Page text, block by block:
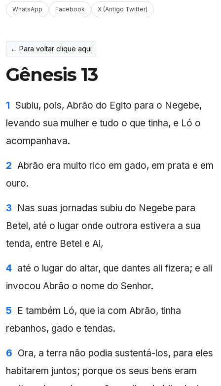
WhatsApp Facebook X (Antigo Twitter)
← Para voltar clique aqui
Gênesis 13
1 Subiu, pois, Abrão do Egito para o Negebe,
levando sua mulher e tudo o que tinha, e Ló o
acompanhava.
2 Abrão era muito rico em gado, em prata e em
ouro.
3
Nas suas jornadas subiu do Negebe para
Betel, até o lugar onde outrora estivera a sua
tenda, entre Betel e Ai,
4 até o lugar do altar, que dantes ali fizera; e ali
invocou Abrão o nome do Senhor.
5
E também Ló, que ia com Abrão, tinha
rebanhos, gado e tendas.
6 Ora, a terra não podia sustentá-los, para eles
habitarem juntos; porque os seus bens eram